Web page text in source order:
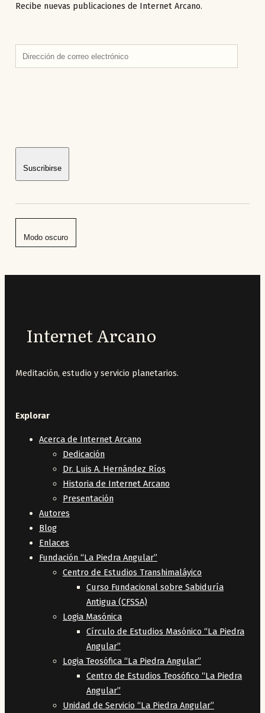
Recibe nuevas publicaciones de Internet Arcano.
Suscribirse
Modo oscuro
Internet Arcano
Meditación, estudio y servicio planetarios.
Explorar
Acerca de Internet Arcano
Dedicación
Dr. Luis A. Hernández Ríos
Historia de Internet Arcano
Presentación
Autores
Blog
Enlaces
Fundación “La Piedra Angular”
Centro de Estudios Transhimaláyico
Curso Fundacional sobre Sabiduría
Antigua (CFSSA)
Logia Masónica
Círculo de Estudios Masónico “La Piedra
Angular”
Logia Teosófica “La Piedra Angular”
Centro de Estudios Teosófico “La Piedra
Angular”
Unidad de Servicio “La Piedra Angular”